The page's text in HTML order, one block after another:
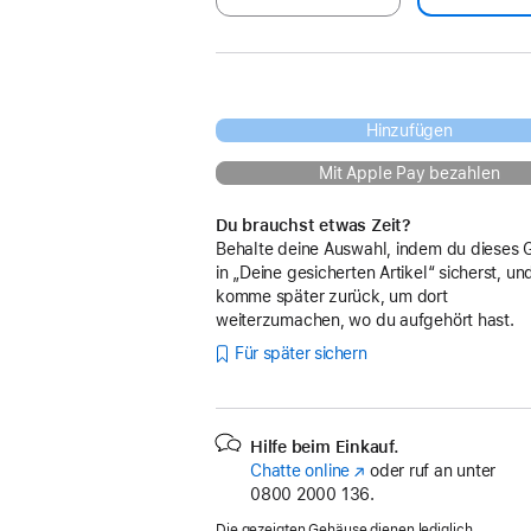
Hinzufügen
Mit Apple Pay bezahlen
Du brauchst etwas Zeit?
Behalte deine Auswahl, indem du dieses
in „Deine gesicherten Artikel“ sicherst,
komme später zurück, um dort
weiterzumachen, wo du aufgehört hast.
Für später sichern
Hilfe beim Einkauf.
Chatte online (Öffnet
ein
oder ruf an unter
0800 2000 136.